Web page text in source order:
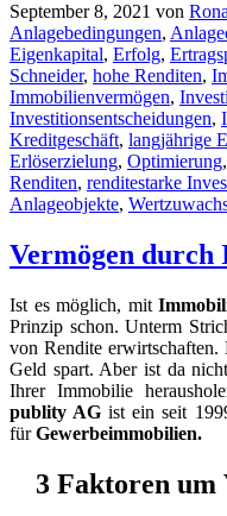
September 8, 2021 von
Anlagebedingungen,
Eigenkapital, Erfolg,
Schneider, hohe Renditen,
Immobilienvermögen,
Investitionsentscheidungen,
Kreditgeschäft, langjährige
Erlöserzielung, Optimierung,
Renditen, renditestarke
Anlageobjekte,
Vermögen durch
Ist es möglich, mit
Prinzip schon. Unterm
von Rendite
Geld spart. Aber ist da
Ihrer Immobilie
publity AG ist ein seit
fürGewerbeimmobilien.
3 Faktoren um